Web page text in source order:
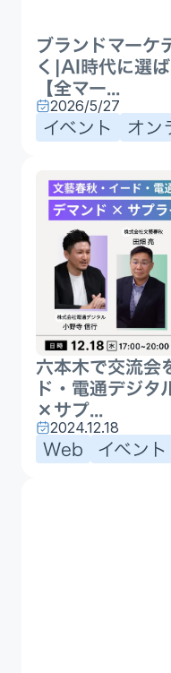
ブランドマーケ
く|AI時代に選
【全マー...
2026/5/27
イベント オン
六本木で交流会
ド・電通デジタ
×サプ...
2024.12.18
Web イベント